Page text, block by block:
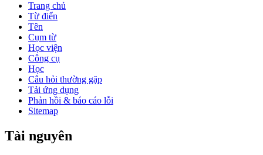
Trang chủ
Từ điển
Tên
Cụm từ
Học viện
Công cụ
Học
Câu hỏi thường gặp
Tải ứng dụng
Phản hồi & báo cáo lỗi
Sitemap
Tài nguyên